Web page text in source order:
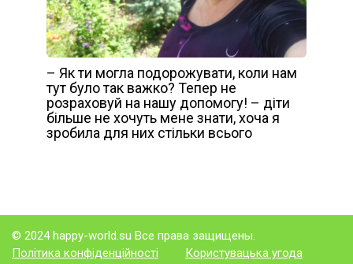
– Як ти могла подорожувати, коли нам
тут було так важко? Тепер не
розраховуй на нашу допомогу! – діти
більше не хочуть мене знати, хоча я
зробила для них стільки всього
© 2024 happy-world.su Все права защищены.
Політика конфіденційності
Користувацька угода